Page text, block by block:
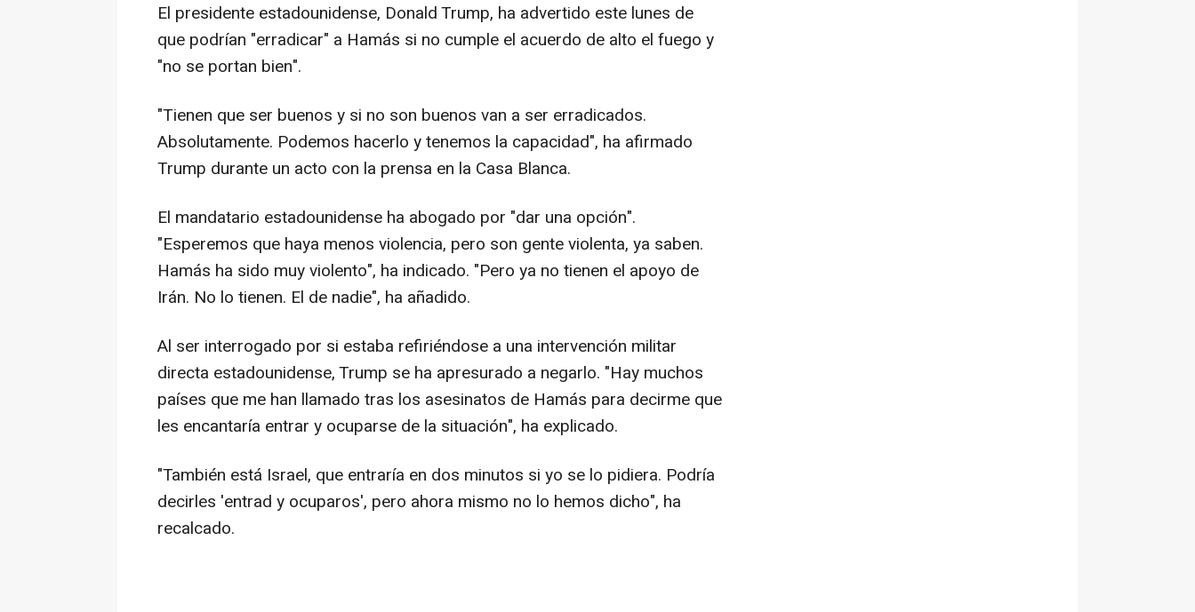
El presidente estadounidense, Donald Trump, ha advertido este lunes de
que podrían "erradicar" a Hamás si no cumple el acuerdo de alto el fuego y
"no se portan bien".
"Tienen que ser buenos y si no son buenos van a ser erradicados.
Absolutamente. Podemos hacerlo y tenemos la capacidad", ha afirmado
Trump durante un acto con la prensa en la Casa Blanca.
El mandatario estadounidense ha abogado por "dar una opción".
"Esperemos que haya menos violencia, pero son gente violenta, ya saben.
Hamás ha sido muy violento", ha indicado. "Pero ya no tienen el apoyo de
Irán. No lo tienen. El de nadie", ha añadido.
Al ser interrogado por si estaba refiriéndose a una intervención militar
directa estadounidense, Trump se ha apresurado a negarlo. "Hay muchos
países que me han llamado tras los asesinatos de Hamás para decirme que
les encantaría entrar y ocuparse de la situación", ha explicado.
"También está Israel, que entraría en dos minutos si yo se lo pidiera. Podría
decirles 'entrad y ocuparos', pero ahora mismo no lo hemos dicho", ha
recalcado.